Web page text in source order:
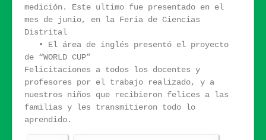
medición. Este ultimo fue presentado en el
mes de junio, en la Feria de Ciencias
Distrital
• El área de inglés presentó el proyecto
de “WORLD CUP”
Felicitaciones a todos los docentes y
profesores por el trabajo realizado, y a
nuestros niños que recibieron felices a las
familias y les transmitieron todo lo
aprendido.